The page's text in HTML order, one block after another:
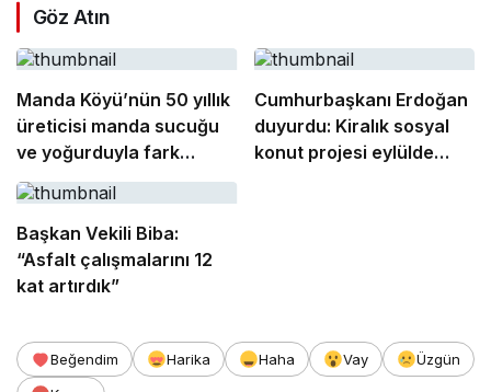
Göz Atın
Manda Köyü’nün 50 yıllık
üreticisi manda sucuğu
ve yoğurduyla fark
oluşturdu
Cumhurbaşkanı Erdoğan
duyurdu: Kiralık sosyal
konut projesi eylülde
Başkan Vekili Biba:
“Asfalt çalışmalarını 12
kat artırdık”
Beğendim Harika Haha Vay
Üzgün